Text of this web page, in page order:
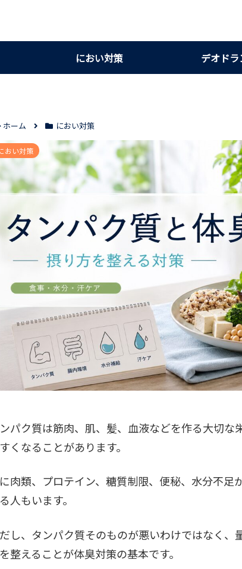
におい対策 デオド
ホーム におい対策
タンパク質の体臭対策で見直す原因7つ｜摂
おい対策
パク質は筋肉、肌、髪、血液などを作る大切
くなることがあります。
肉類、プロテイン、糖質制限、便秘、水分不
人もいます。
し、タンパク質そのものが悪いわけではなく
整えることが体臭対策の基本です。